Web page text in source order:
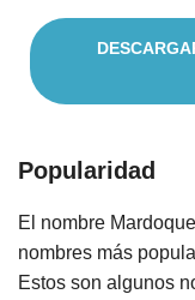
Popularidad
El nombre
nombres más
Estos son algunos